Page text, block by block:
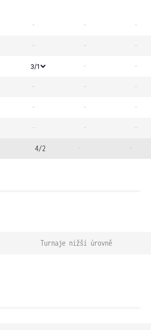
- - -
- - -
3/1 - -
- - -
- - -
- - -
4/2 - -
Turnaje nižší úrovně